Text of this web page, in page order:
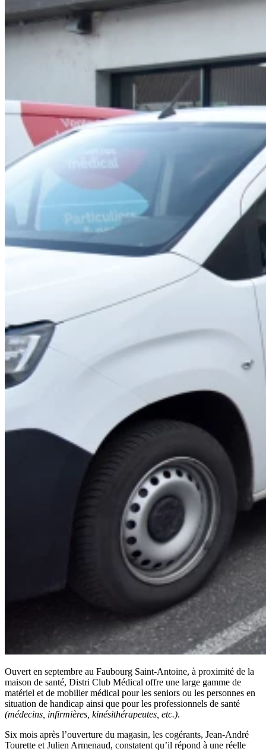
Ouvert en septembre au Faubourg Saint-Antoine, à proximité de la
maison de santé, Distri Club Médical offre une large gamme de
matériel et de mobilier médical pour les seniors ou les personnes en
situation de handicap ainsi que pour les professionnels de santé
(médecins, infirmières, kinésithérapeutes, etc.).
Six mois après l’ouverture du magasin, les cogérants, Jean-André
Tourette et Julien Armenaud, constatent qu’il répond à une réelle